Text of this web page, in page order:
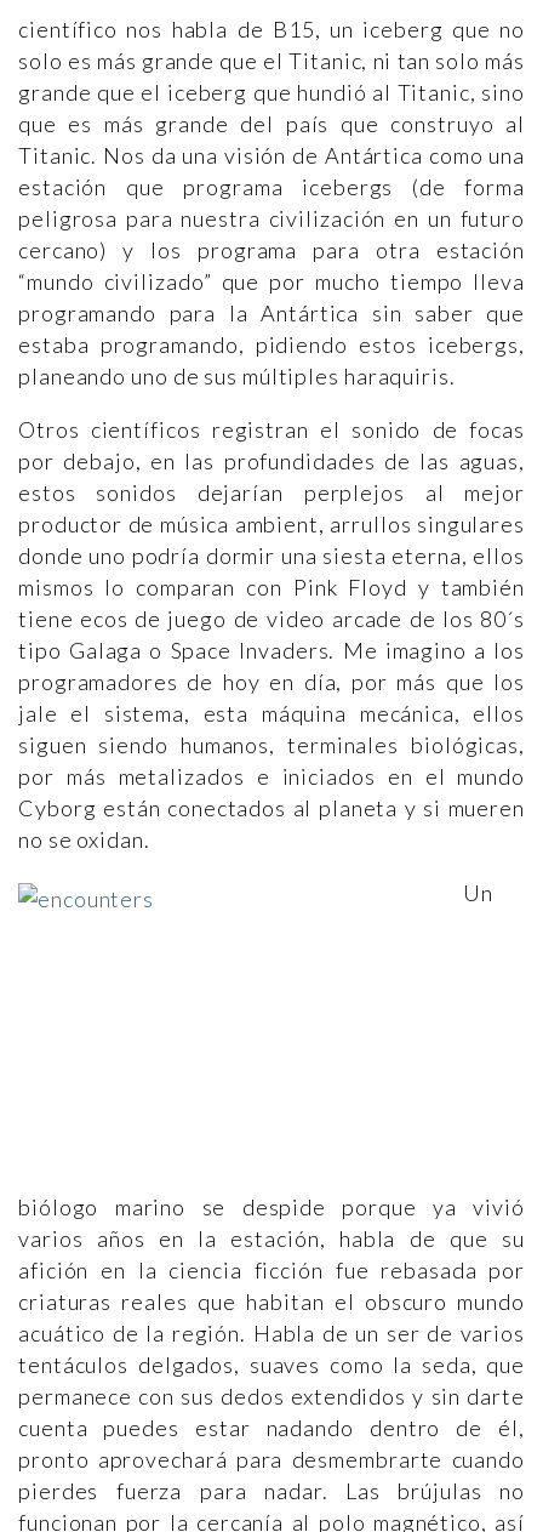
científico nos habla de B15, un iceberg que no
solo es más grande que el Titanic, ni tan solo más
grande que el iceberg que hundió al Titanic, sino
que es más grande del país que construyo al
Titanic. Nos da una visión de Antártica como una
estación que programa icebergs (de forma
peligrosa para nuestra civilización en un futuro
cercano) y los programa para otra estación
“mundo civilizado” que por mucho tiempo lleva
programando para la Antártica sin saber que
estaba programando, pidiendo estos icebergs,
planeando uno de sus múltiples haraquiris.
Otros científicos registran el sonido de focas
por debajo, en las profundidades de las aguas,
estos sonidos dejarían perplejos al mejor
productor de música ambient, arrullos singulares
donde uno podría dormir una siesta eterna, ellos
mismos lo comparan con Pink Floyd y también
tiene ecos de juego de video arcade de los 80´s
tipo Galaga o Space Invaders. Me imagino a los
programadores de hoy en día, por más que los
jale el sistema, esta máquina mecánica, ellos
siguen siendo humanos, terminales biológicas,
por más metalizados e iniciados en el mundo
Cyborg están conectados al planeta y si mueren
no se oxidan.
Un
biólogo marino se despide porque ya vivió
varios años en la estación, habla de que su
afición en la ciencia ficción fue rebasada por
criaturas reales que habitan el obscuro mundo
acuático de la región. Habla de un ser de varios
tentáculos delgados, suaves como la seda, que
permanece con sus dedos extendidos y sin darte
cuenta puedes estar nadando dentro de él,
pronto aprovechará para desmembrarte cuando
pierdes fuerza para nadar. Las brújulas no
funcionan por la cercanía al polo magnético, así